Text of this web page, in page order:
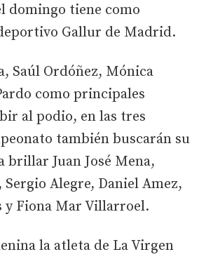
domingo tiene como
Gallur de Madrid.
Saúl Ordóñez, Mónica
como principales
al podio, en las tres
también buscarán su
Juan José Mena,
Alegre, Daniel Amez,
y Fiona Mar Villarroel.
la atleta de La Virgen